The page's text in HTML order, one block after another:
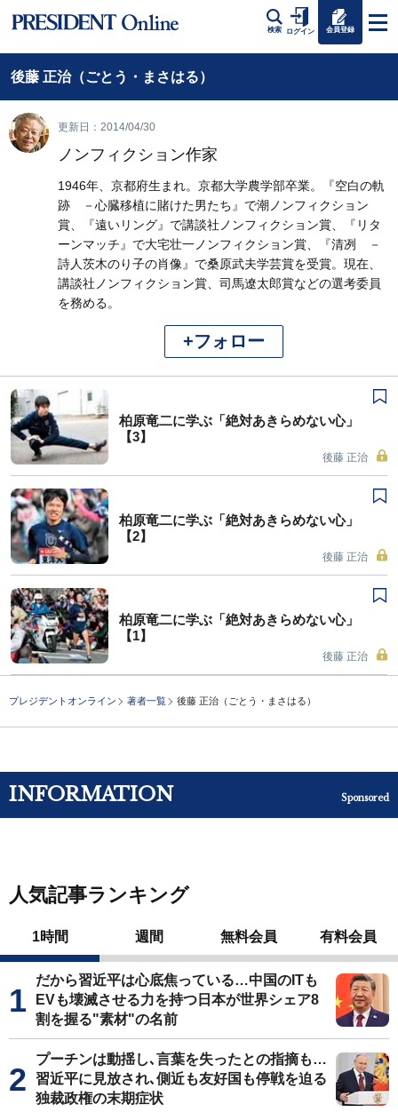
検索 ログイン 会員登録
後藤 正治（ごとう・まさはる）
更新日：2014/04/30
ノンフィクション作家
1946年、京都府生まれ。京都大学農学部卒業。『空白の軌
跡 －心臓移植に賭けた男たち』で潮ノンフィクション
賞、『遠いリング』で講談社ノンフィクション賞、『リタ
ーンマッチ』で大宅壮一ノンフィクション賞、『清冽 －
詩人茨木のり子の肖像』で桑原武夫学芸賞を受賞。現在、
講談社ノンフィクション賞、司馬遼太郎賞などの選考委員
を務める。
+フォロー
柏原竜二に学ぶ「絶対あきらめない心」
【3】
後藤 正治
柏原竜二に学ぶ「絶対あきらめない心」
【2】
後藤 正治
柏原竜二に学ぶ「絶対あきらめない心」
【1】
後藤 正治
プレジデントオンライン 著者一覧 後藤 正治（ごとう・まさはる）
INFORMATION Sponsored
人気記事ランキング
1時間 週間 無料会員 有料会員
だから習近平は心底焦っている…中国のITも
EVも壊滅させる力を持つ日本が世界シェア8
割を握る"素材"の名前
プーチンは動揺し､言葉を失ったとの指摘も…
習近平に見放され､側近も友好国も停戦を迫る
独裁政権の末期症状